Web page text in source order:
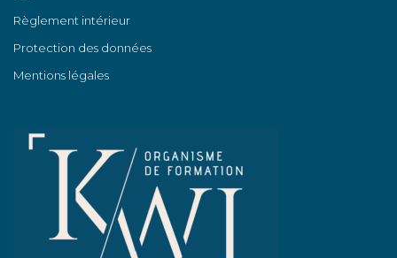
Règlement intérieur
Protection des données
Mentions légales